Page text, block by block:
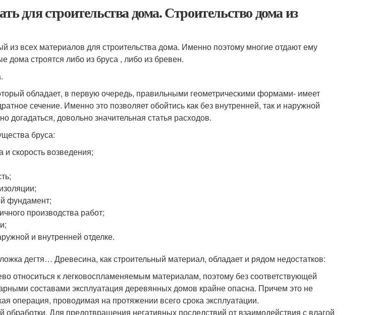
для строительства дома. Строительство дома из
из всех материалов для строительства дома. Именно поэтому многие отдают ему
дома строятся либо из бруса , либо из бревен.
обладает, в первую очередь, правильными геометрическими формами- имеет
сечение. Именно это позволяет обойтись как без внутренней, так и наружной
догадаться, довольно значительная статья расходов.
бруса:
и скорость возведения;
фундамент;
производства работ;
и внутренней отделке.
дегтя… Древесина, как строительный материал, обладает и рядом недостатков:
относиться к легковоспламеняемым материалам, поэтому без соответствующей
составами эксплуатация деревянных домов крайне опасна. Причем это не
операция, проводимая на протяжении всего срока эксплуатации.
обработки. Для предотвращения негативных последствий от взаимодействия с влагой